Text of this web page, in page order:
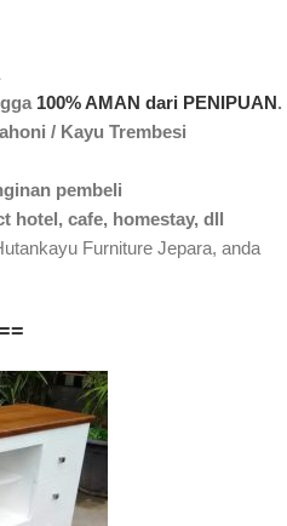
100% AMAN dari PENIPUAN.
/ Kayu Trembesi
pembeli
hotel, cafe, homestay, dll
Furniture Jepara, anda